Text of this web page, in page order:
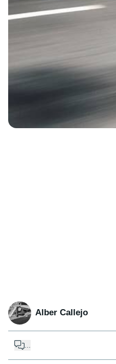
Alber Callejo